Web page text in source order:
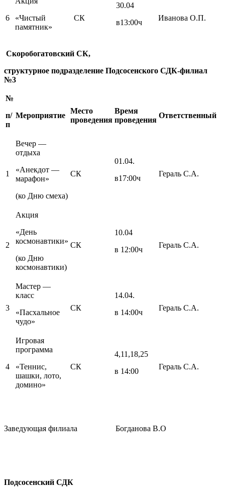
6
«Чистый
памятник»
СК
30.04
в13:00ч
Иванова О.П.
Скоробогатовский СК,
структурное подразделение Подсосенского СДК-филиал
№3
№
п/
п
Мероприятие
Место
проведения
Время
проведения
Ответственный
1
Вечер —
отдыха
«Анекдот —
марафон»
(ко Дню смеха)
СК
01.04.
в17:00ч
Гераль С.А.
2
Акция
«День
космонавтики»
(ко Дню
космонавтики)
СК
10.04
в 12:00ч
Гераль С.А.
3
Мастер —
класс
«Пасхальное
чудо»
СК
14.04.
в 14:00ч
Гераль С.А.
4
Игровая
программа
«Теннис,
шашки, лото,
домино»
СК
4,11,18,25
в 14:00
Гераль С.А.
Заведующая филиала Богданова В.О
Подсосенский СДК